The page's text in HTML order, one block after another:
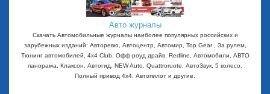
Авто журналы
Скачать Автомобильные журналы наиболее популярных российских и
зарубежных изданий: Авторевю, Автоцентр, Автомир, Top Gear , За рулем,
Тюнинг автомобилей, 4x4 Club, Офф-роуд драйв, Redline, Автомобили, АВТО
панорама, Клаксон, Автогид, NEW Auto, Quattroruote, АвтоЗвук, 5 колесо,
Полный привод 4х4, Автопилот и другие.